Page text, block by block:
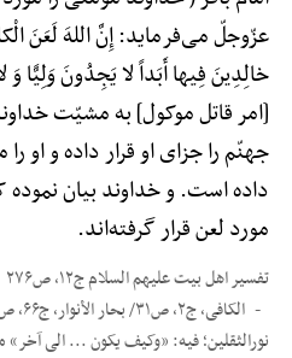
عزّوجلّ می‌فرماید: إِنَّ اللهَ لَعَنَ
خالِدِینَ فِیها أَبَداً لا یَجِدُونَ
[امر قاتل موکول] به مشیّت
جهنّم را جزای او قرار داده و او
داده است. و خداوند بیان
مورد لعن قرار گرفته‌اند.
تفسیر اهل بیت علیهم السلام ج۱۲، ص۲۷۶
نورالثقلین؛ فیه: «وکیف یکون ... الی